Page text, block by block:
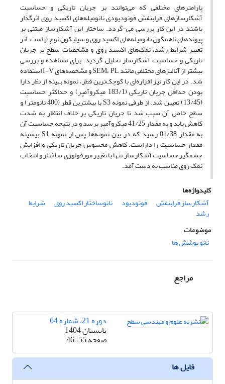
پارامترهای مختلفی که می‌توانند بر جریان تاریکی و حساسیت
آشکارسازهای فرابنفش فوتودیودی نانومیله‌های اکسید روی اثرگذار
باشند در این کار بررسی می-گردد. ساختار این آشکارساز مبتنی بر
پیوندهای ناهمگون نانومیله‌های اکسید روی و سیلیکون نوع p است. اثر
تغییر شرایط رشد، نمک‌های اکسید روی و مشخصات سطح بر جریان
تاریکی و حساسیت آشکارساز تحلیل گردید. برای مشاهده و بررسی
بیشتر از آنالیزهای مختلفی مانند SEM، PL و مشخصه‌های I-V استفاده
شد. در این کار نیز افزاره‌ای با کوچک‌ترین قطر، نمونه بهینه از نظر دارا
بودن حداقل جریان تاریکی (183/1 میکروآمپر) و حداکثر حساسیت
(13/45) تعیین شد. از طرفی نمونه S3 با بیشترین قطر (400 نانومتر) و
سطح خاص آن سبب شد تا جریان تاریکی بر خلاف انتظار به شدت
کاهش یابد و به مقدار 41/25 میکروآمپر برسد و در نتیجه حساسیت آن
به مقدار 01/38 رسید که در بین نمونه‌ها پس از نمونه S1 بیشینه
مقدار حساسیت را داراست. کاهش محسوس جریان تاریکی و افزایش
چشمگیر حساسیت آشکارساز تنها با تغییر مورفولوژی ساختار و انتخاب
نمک روی مناسب به دست آمد.
کلیدواژه‌ها
آشکارساز فرابنفش
فوتودیود نانوساختار اکسید روی شرایط
رشد
موضوعات
نانو پوشش ها
مراجع
دوره 21، شماره 64
تابستان 1404
صفحه46-55
فایل ها